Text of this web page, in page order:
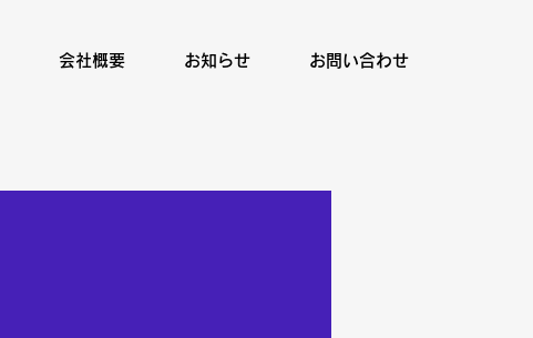
会社概要 お知らせ お問い合わせ